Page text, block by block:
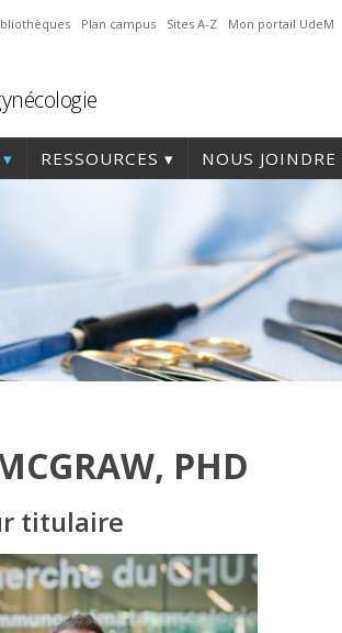
Plan campus Sites A-Z Mon portail UdeM
RESSOURCES NOUS JOINDRE
PHD
titulaire